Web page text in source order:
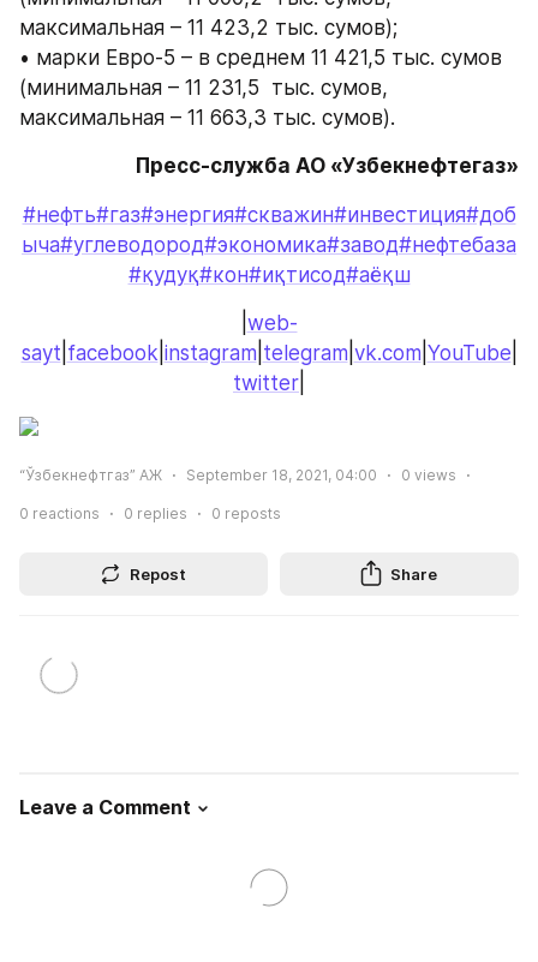
максимальная – 11 423,2 тыс. сумов);
• марки Евро-5 – в среднем 11 421,5 тыс. сумов
(минимальная – 11 231,5  тыс. сумов,
максимальная – 11 663,3 тыс. сумов).
Пресс-служба АО «Узбекнефтегаз»
#нефть#газ#энергия#скважин#инвестиция#доб
ыча#углеводород#экономика#завод#нефтебаза
#қудуқ#кон#иқтисод#аёқш
web-
sayt facebook instagram telegram vk.com YouTube
twitter
“Ўзбекнефтгаз” АЖ September 18, 2021, 04:00 0 views
0 reactions 0 replies 0 reposts
Repost Share
Leave a Comment